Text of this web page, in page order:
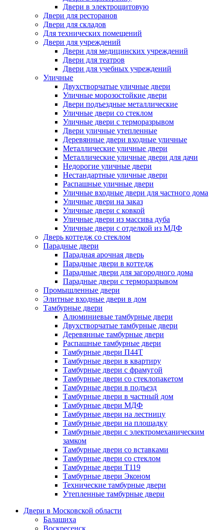
Двери в электрощитовую
Двери для ресторанов
Двери для складов
Для технических помещений
Двери для учреждений
Двери для медицинских учреждений
Двери для театров
Двери для учебных учреждений
Уличные
Двухстворчатые уличные двери
Уличные морозостойкие двери
Двери подъездные металлические
Уличные двери со стеклом
Уличные двери с терморазрывом
Двери уличные утепленные
Деревянные двери входные уличные
Металлические уличные двери
Металлические уличные двери для дачи
Недорогие уличные двери
Нестандартные уличные двери
Распашные уличные двери
Уличные входные двери для частного дома
Уличные двери на заказ
Уличные двери с ковкой
Уличные двери из массива дуба
Уличные двери с отделкой из МДФ
Дверь коттедж со стеклом
Парадные двери
Парадная арочная дверь
Парадные двери в коттедж
Парадные двери для загородного дома
Парадные двери с терморазрывом
Промышленные двери
Элитные входные двери в дом
Тамбурные двери
Алюминиевые тамбурные двери
Двухстворчатые тамбурные двери
Деревянные тамбурные двери
Распашные тамбурные двери
Тамбурные двери П44Т
Тамбурные двери в квартиру
Тамбурные двери с фрамугой
Тамбурные двери со стеклопакетом
Тамбурные двери в подъезд
Тамбурные двери в частный дом
Тамбурные двери МДФ
Тамбурные двери на лестницу
Тамбурные двери на площадку
Тамбурные двери с электромеханическим
замком
Тамбурные двери со вставками
Тамбурные двери со стеклом
Тамбурные двери Т119
Тамбурные двери Эконом
Технические тамбурные двери
Утепленные тамбурные двери
Двери в Московской области
Балашиха
Воскресенск